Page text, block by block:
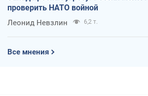
проверить НАТО войной
Леонид Невзлин 6,2 т.
Все мнения